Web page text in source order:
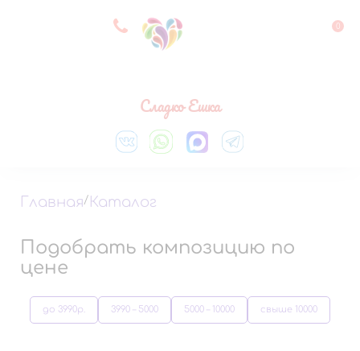
8 927 083 33 05 0
Сладко Ешка
Главная/ Каталог
Подобрать композицию по
цене
до 3990р. 3990 – 5000 5000 – 10000 свыше 10000